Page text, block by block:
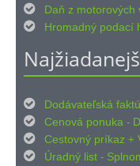
 Daň z motorových

Hromadný podací
 Dodávateľská

Cenová ponuka -

Cestovný príkaz +

Úradný list -